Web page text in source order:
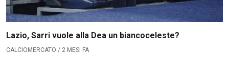
Lazio, Sarri vuole alla Dea un biancoceleste?
CALCIOMERCATO / 2 MESI FA